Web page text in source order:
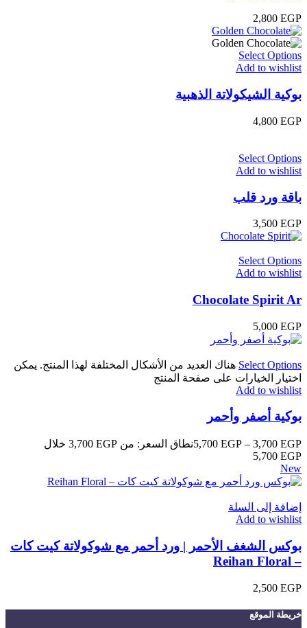
2,800 EGP
Select Options
Add to wishlist
بوكية الشيكولاتة الذهبية
4,800 EGP
Select Options
Add to wishlist
باقة ورد قلب
3,500 EGP
Select Options
Add to wishlist
Chocolate Spirit Ar
5,000 EGP
Select Options هناك العديد من الأشكال المختلفة لهذا المنتج. يمكن
اختيار الخيارات على صفحة المنتج
Add to wishlist
بوكية أصفر وأحمر
3,700 EGP
–
5,700 EGP
نطاق السعر: من ⁦3,700 EGP⁩ خلال
New
إضافة إلى السلة
Add to wishlist
بوكس الشغف الأحمر | ورد أحمر مع شوكولاتة كيت كات
– Reihan Floral
2,500 EGP
خريطة الموقع